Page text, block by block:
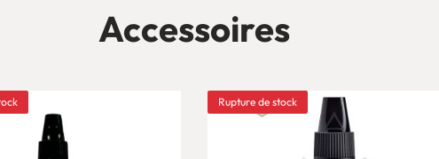
Accessoires
Rupture de stock